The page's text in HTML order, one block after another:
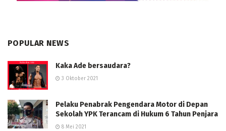
POPULAR NEWS
Kaka Ade bersaudara?
3 Oktober 2021
Pelaku Penabrak Pengendara Motor di Depan
Sekolah YPK Terancam di Hukum 6 Tahun Penjara
8 Mei 2021